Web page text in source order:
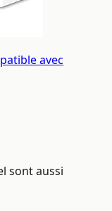
avec
sont aussi